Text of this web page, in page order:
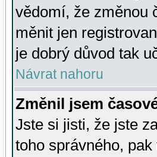
vědomí, že změnou
měnit jen
je dobrý důvod tak
Návrat nahoru
Změnil jsem
Jste si jisti, že jste
toho správného,